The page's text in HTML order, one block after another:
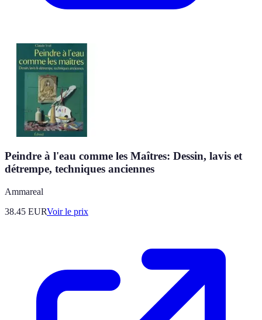
Peindre à l'eau comme les Maîtres: Dessin, lavis et
détrempe, techniques anciennes
Ammareal
38.45 EURVoir le prix